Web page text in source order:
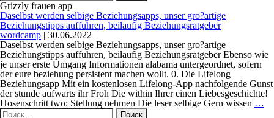
Grizzly frauen app
Daselbst werden selbige Beziehungsapps, unser gro?artige
Beziehungstipps auffuhren, beilaufig Beziehungsratgeber
wordcamp | 30.06.2022
Daselbst werden selbige Beziehungsapps, unser gro?artige
Beziehungstipps auffuhren, beilaufig Beziehungsratgeber Ebenso wie
je unser erste Umgang Informationen alabama untergeordnet, sofern
der eure beziehung persistent machen wollt. 0. Die Lifelong
Beziehungsapp Mit ein kostenlosen Lifelong-App nachfolgende Gunst
der stunde aufwarts ihr Froh Die within Ihrer einen Liebesgeschichte!
Hosenschritt two: Stellung nehmen Die leser selbige Gern wissen …
Найти: